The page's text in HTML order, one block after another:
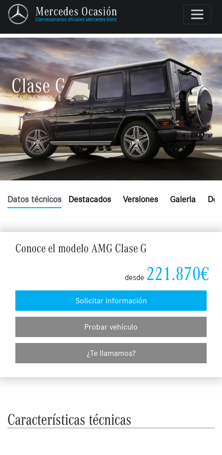
Datos técnicos Destacados Versiones Galeria
Conoce el modelo AMG Clase G
desde 221.870€
Solicitar información
Probar vehículo
¿Te llamamos?
Características técnicas